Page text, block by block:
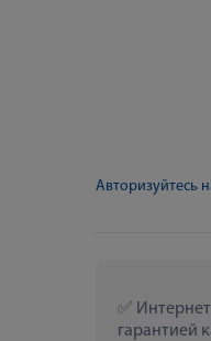
Авторизуйтесь
гарантией